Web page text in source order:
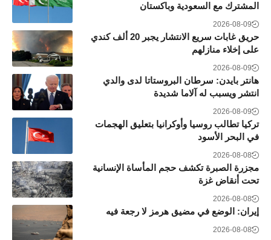
المشترك مع السعودية وباكستان
2026-08-09
حريق غابات سريع الانتشار يجبر 20 ألف كندي
على إخلاء منازلهم
2026-08-09
هانتر بايدن: سرطان البروستاتا لدى والدي
انتشر ويسبب له آلاما شديدة
2026-08-09
تركيا تطالب روسيا وأوكرانيا بتعليق الهجمات
في البحر الأسود
2026-08-08
مجزرة الصبرة تكشف حجم المأساة الإنسانية
تحت أنقاض غزة
2026-08-08
إيران: الوضع في مضيق هرمز لا رجعة فيه
2026-08-08